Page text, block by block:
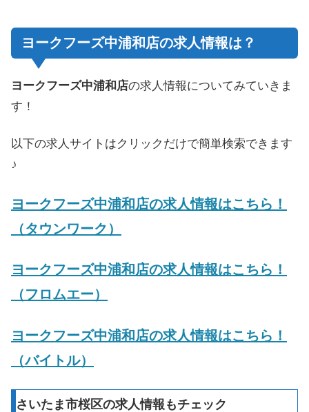
ヨークフーズ中浦和店の求人情報は？
ヨークフーズ中浦和店の求人情報についてみていきま
す！
以下の求人サイトはクリックだけで簡単検索できます
♪
ヨークフーズ中浦和店の求人情報はこちら！
（タウンワーク）
ヨークフーズ中浦和店の求人情報はこちら！
（フロムエー）
ヨークフーズ中浦和店の求人情報はこちら！
（バイトル）
さいたま市桜区の求人情報もチェック